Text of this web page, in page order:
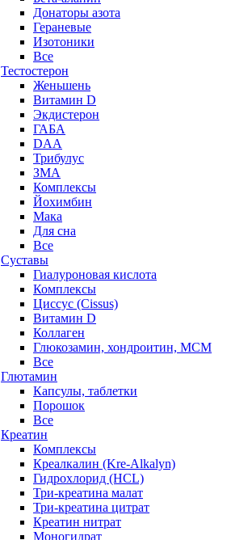
Донаторы азота
Гераневые
Изотоники
Все
Тестостерон
Женьшень
Витамин D
Экдистерон
ГАБА
DAA
Трибулус
ЗМА
Комплексы
Йохимбин
Мака
Для сна
Все
Суставы
Гиалуроновая кислота
Комплексы
Циссус (Cissus)
Витамин D
Коллаген
Глюкозамин, хондроитин, МСМ
Все
Глютамин
Капсулы, таблетки
Порошок
Все
Креатин
Комплексы
Креалкалин (Kre-Alkalyn)
Гидрохлорид (HCL)
Три-креатина малат
Три-креатина цитрат
Креатин нитрат
Моногидрат